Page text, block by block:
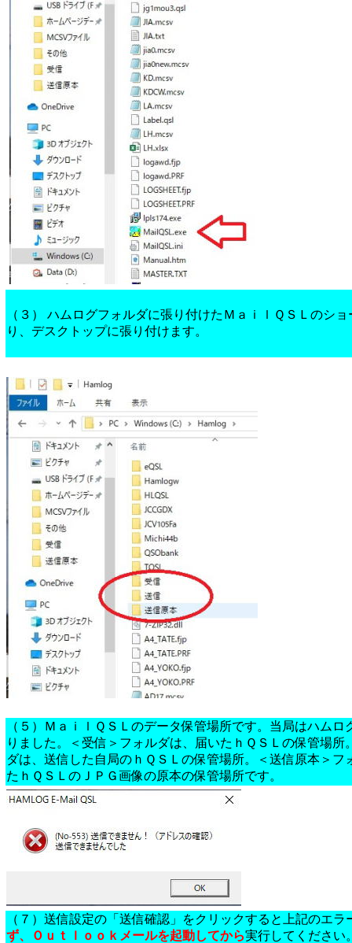
（３） ハムログフォルダに張り付けたＭａｉｌＱＳＬのシ
り、デスクトップに張り付けます。
（５）ＭａｉｌＱＳＬのデータ保管場所です。当局はハムロ
りました。＜受信＞フォルダは、届いたｈＱＳＬの保管場所
ダは、送信した自局のｈＱＳＬの保管場所。＜送信原本＞フ
たｈＱＳＬのＪＰＧ画像の原本の保管場所です。
（７）送信設定の「送信確認」をクリックすると上記のエラ
ず、Ｏｕｔｌｏｏｋメールを起動してから実行してください